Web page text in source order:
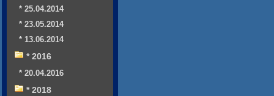
* 25.04.2014
* 23.05.2014
* 13.06.2014
* 2016
* 20.04.2016
* 2018